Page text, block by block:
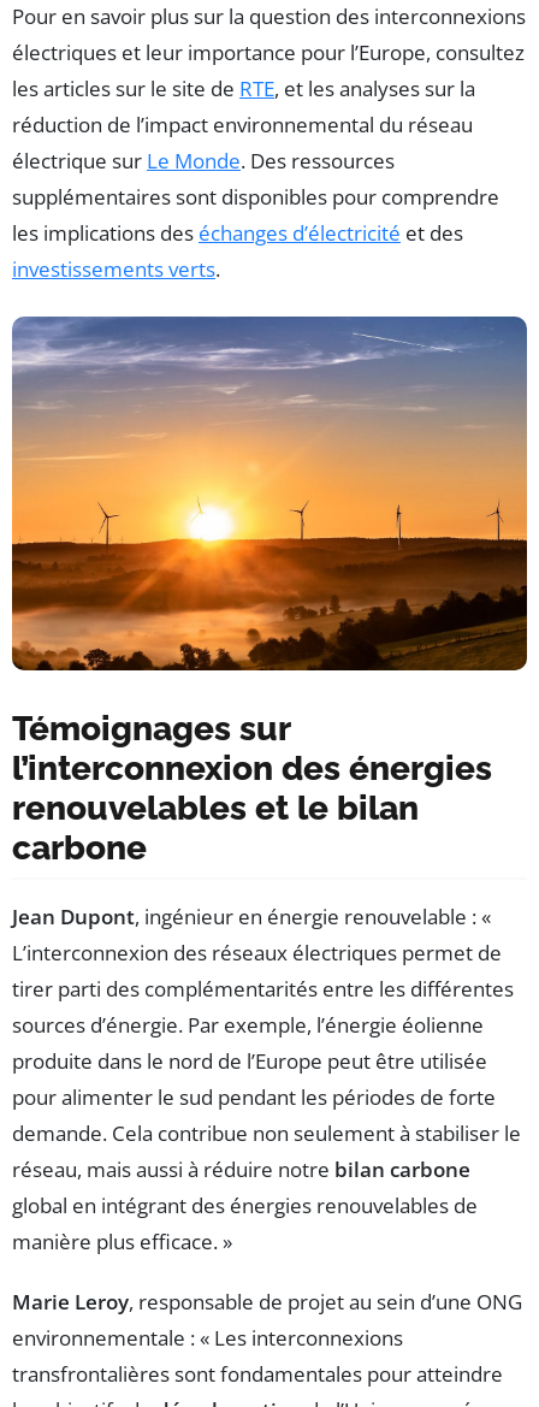
Pour en savoir plus sur la question des interconnexions
électriques et leur importance pour l’Europe, consultez
les articles sur le site de RTE, et les analyses sur la
réduction de l’impact environnemental du réseau
électrique sur Le Monde. Des ressources
supplémentaires sont disponibles pour comprendre
les implications des échanges d’électricité et des
investissements verts.
Témoignages sur
l’interconnexion des énergies
renouvelables et le bilan
carbone
Jean Dupont, ingénieur en énergie renouvelable : «
L’interconnexion des réseaux électriques permet de
tirer parti des complémentarités entre les différentes
sources d’énergie. Par exemple, l’énergie éolienne
produite dans le nord de l’Europe peut être utilisée
pour alimenter le sud pendant les périodes de forte
demande. Cela contribue non seulement à stabiliser le
réseau, mais aussi à réduire notre bilan carbone
global en intégrant des énergies renouvelables de
manière plus efficace. »
Marie Leroy, responsable de projet au sein d’une ONG
environnementale : « Les interconnexions
transfrontalières sont fondamentales pour atteindre